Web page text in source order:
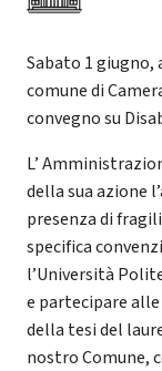
Sabato 1 giugno,
comune di
convegno su
L’
della sua azione
presenza di
specifica
l’Università
e partecipare
della tesi del
nostro Comune,